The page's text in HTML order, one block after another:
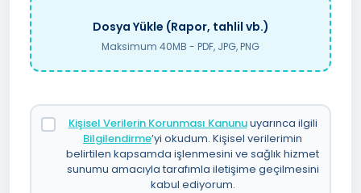
Dosya Yükle (Rapor, tahlil vb.)
Maksimum 40MB - PDF, JPG, PNG
Kişisel Verilerin Korunması Kanunuuyarınca ilgili
Bilgilendirme’yi okudum. Kişisel verilerimin
belirtilen kapsamda işlenmesini ve sağlık hizmet
sunumu amacıyla tarafımla iletişime geçilmesini
kabul ediyorum.